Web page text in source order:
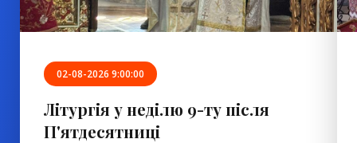
02-08-2026 9:00:00
Літургія у неділю 9-ту після
П'ятдесятниці